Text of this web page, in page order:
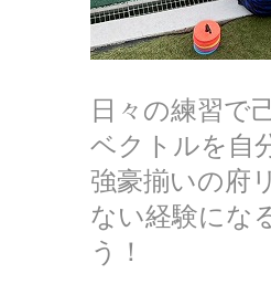
日々の練習で
ベクトルを自
強豪揃いの府
ない経験にな
う！